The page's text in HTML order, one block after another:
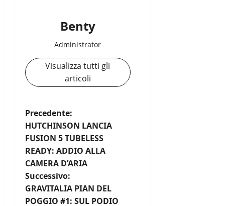
Benty
Administrator
Visualizza tutti gli
articoli
N
a
v
i
g
Precedente:
HUTCHINSON LANCIA
FUSION 5 TUBELESS
READY: ADDIO ALLA
CAMERA D’ARIA
Successivo:
GRAVITALIA PIAN DEL
POGGIO #1: SUL PODIO